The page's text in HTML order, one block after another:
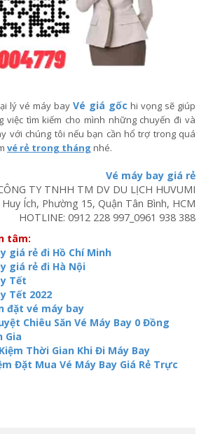
lý vé máy bay Vé giá gốc hi vọng sẽ giúp
việc tìm kiếm cho mình những chuyến đi và
với chúng tôi nếu bạn cần hổ trợ trong quá
vé rẻ trong tháng nhé.
Vé máy bay giá rẻ
TY TNHH TM DV DU LỊCH HUVUMI
Huy Ích, Phường 15, Quận Tân Bình, HCM
HOTLINE: 0912 228 997 0961 938 388
tâm:
giá rẻ đi Hồ Chí Minh
giá rẻ đi Hà Nội
Tết
Tết 2022
đặt vé máy bay
Chiêu Săn Vé Máy Bay 0 Đồng
Gia
Thời Gian Khi Đi Máy Bay
Đặt Mua Vé Máy Bay Giá Rẻ Trực